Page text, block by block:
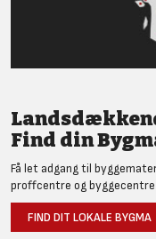
Find din
Få let adgang til
proffcentre og
FIND DIT LOKALE BYGMA